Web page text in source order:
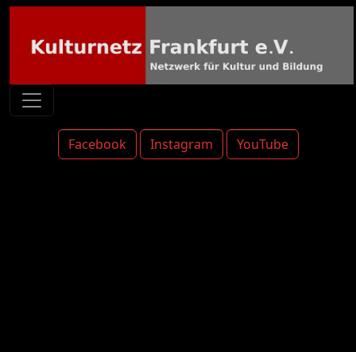
Facebook Instagram YouTube